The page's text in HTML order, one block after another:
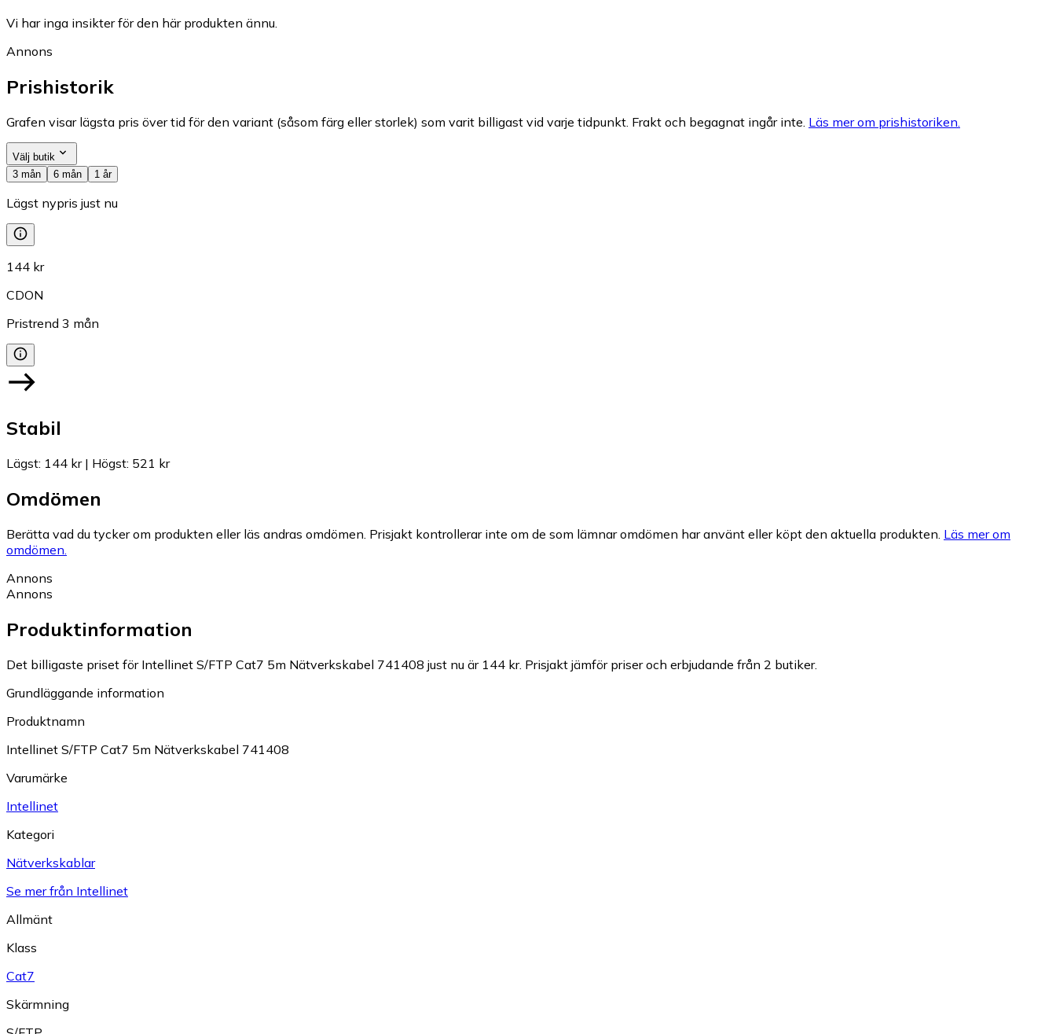
Vi har inga insikter för den här produkten ännu.
Annons
Prishistorik
Grafen visar lägsta pris över tid för den variant (såsom färg eller storlek) som varit billigast vid varje tidpunkt. Frakt och begagnat ingår inte. Läs mer om prishistoriken.
Välj butik
3 mån
6 mån 1 år
Lägst nypris just nu
144 kr
CDON
Pristrend 3 mån
Stabil
Lägst: 144 kr| Högst: 521 kr
Omdömen
Berätta vad du tycker om produkten eller läs andras omdömen. Prisjakt kontrollerar inte om de som lämnar omdömen har använt eller köpt den aktuella produkten. Läs mer om
omdömen.
Annons
Annons
Produktinformation
Det billigaste priset för Intellinet S/FTP Cat7 5m Nätverkskabel 741408 just nu är 144 kr. Prisjakt jämför priser och erbjudande från 2 butiker.
Grundläggande information
Produktnamn
Intellinet S/FTP Cat7 5m Nätverkskabel 741408
Varumärke
Intellinet
Kategori
Nätverkskablar
Se mer från Intellinet
Allmänt
Klass
Cat7
Skärmning